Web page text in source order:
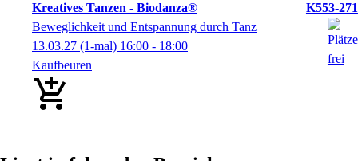
Kreatives Tanzen - Biodanza®
K553-271
Beweglichkeit und Entspannung durch Tanz
13.03.27 (1-mal) 16:00 - 18:00
Kaufbeuren